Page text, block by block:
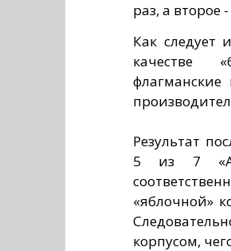
раз, а второе
Как следует
качестве
Результат
5 из 7
«яблочной»
корпусом,